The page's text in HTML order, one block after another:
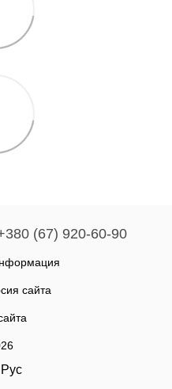
(67) 920-60-90
сайта
Рус